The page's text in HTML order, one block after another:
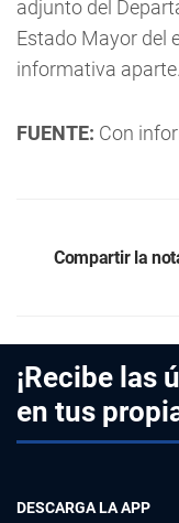
adjunto del
Estado Mayor del
informativa aparte.
FUENTE: Con
Compartir la
¡Recibe las
en tus
DESCARGA LA APP